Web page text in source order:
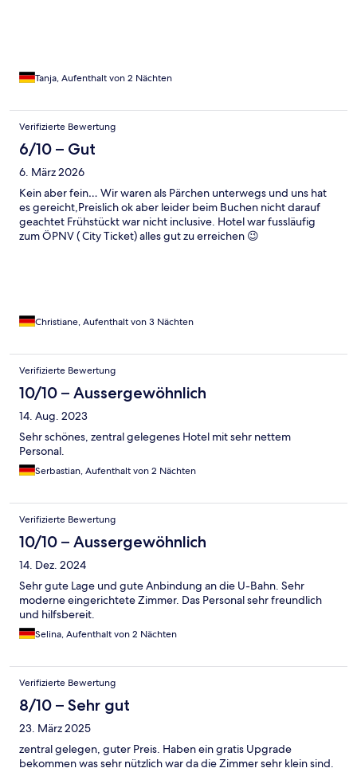
Tanja, Aufenthalt von 2 Nächten
Verifizierte Bewertung
6/10 – Gut
6. März 2026
Kein aber fein… Wir waren als Pärchen unterwegs und uns hat
es gereicht,Preislich ok aber leider beim Buchen nicht darauf
geachtet Frühstückt war nicht inclusive. Hotel war fussläufig
zum ÖPNV ( City Ticket) alles gut zu erreichen 😉
Christiane, Aufenthalt von 3 Nächten
Verifizierte Bewertung
10/10 – Aussergewöhnlich
14. Aug. 2023
Sehr schönes, zentral gelegenes Hotel mit sehr nettem
Personal.
Serbastian, Aufenthalt von 2 Nächten
Verifizierte Bewertung
10/10 – Aussergewöhnlich
14. Dez. 2024
Sehr gute Lage und gute Anbindung an die U-Bahn. Sehr
moderne eingerichtete Zimmer. Das Personal sehr freundlich
und hilfsbereit.
Selina, Aufenthalt von 2 Nächten
Verifizierte Bewertung
8/10 – Sehr gut
23. März 2025
zentral gelegen, guter Preis. Haben ein gratis Upgrade
bekommen was sehr nützlich war da die Zimmer sehr klein sind.